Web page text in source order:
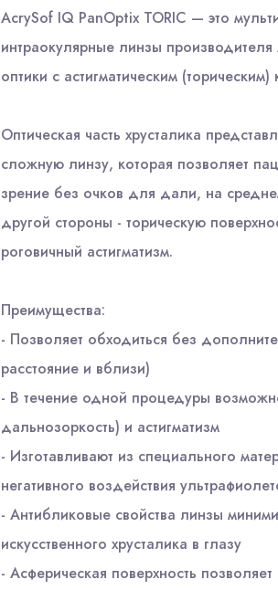
AcrySof IQ PanOptix TORIC — это
интраокулярные линзы
оптики с астигматическим
Оптическая часть хрусталика
сложную линзу, которая позволяет
зрение без очков для дали, на
другой стороны - торическую
роговичный астигматизм.
Преимущества:
- Позволяет обходиться без
расстояние и вблизи)
- В течение одной процедуры
дальнозоркость) и астигматизм
- Изготавливают из специального
негативного воздействия
- Антибликовые свойства линзы
искусственного хрусталика в глазу
- Асферическая поверхность